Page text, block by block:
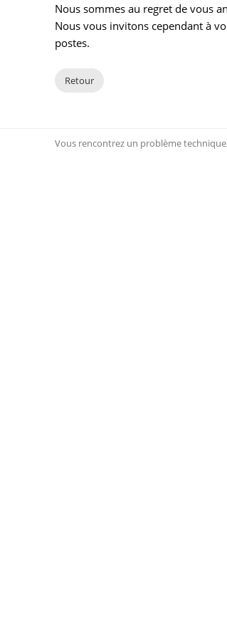
Nous sommes au regret de vous
Nous vous invitons cependant à
postes.
Retour
Vous rencontrez un problème